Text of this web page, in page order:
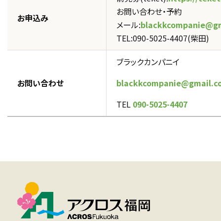
お申込み
お問い合わせ・予約
メール:
TEL:090-5025-4407(柴田)
お問い合わせ
ブラックカンパニイ
TEL 090-5025-4407